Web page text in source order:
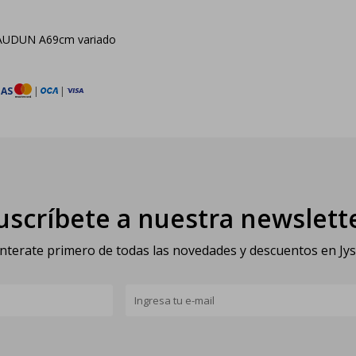
A69cm variado
| |
a nuestra
primero de todas las novedades y descuentos en